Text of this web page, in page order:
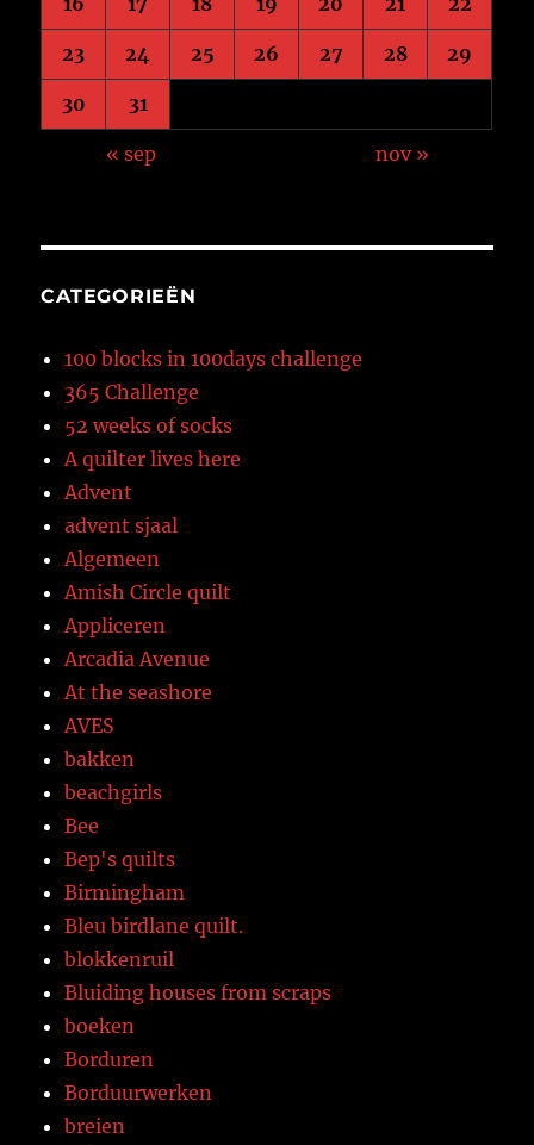
23 24 25 26 27 28 29
30 31
« sep nov »
CATEGORIEËN
100 blocks in 100days challenge
365 Challenge
52 weeks of socks
A quilter lives here
Advent
advent sjaal
Algemeen
Amish Circle quilt
Appliceren
Arcadia Avenue
At the seashore
AVES
bakken
beachgirls
Bee
Bep's quilts
Birmingham
Bleu birdlane quilt.
blokkenruil
Bluiding houses from scraps
boeken
Borduren
Borduurwerken
breien